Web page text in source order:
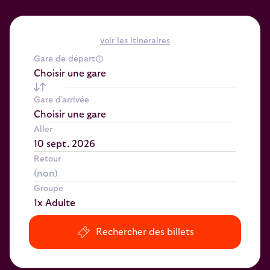
voir les itinéraires
Gare de départ
Choisir une gare
Gare d'arrivée
Choisir une gare
Aller
Retour
Groupe
1x Adulte
Rechercher des billets